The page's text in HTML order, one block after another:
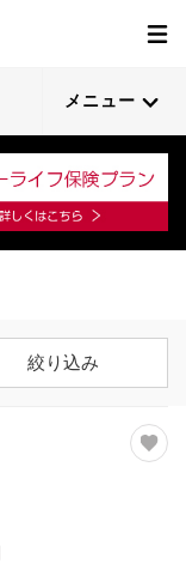
メニュー
絞り込み
28